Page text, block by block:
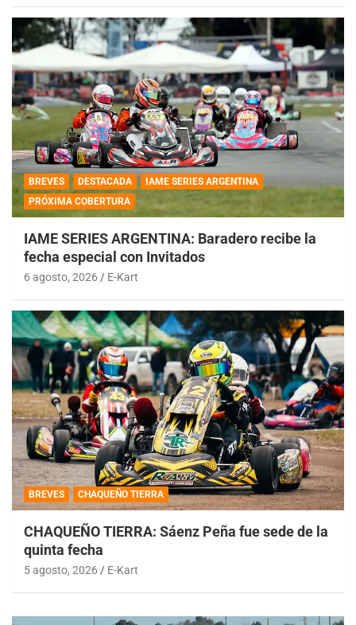
BREVES DESTACADA
IAME SERIES ARGENTINA
PRÓXIMA COBERTURA
IAME SERIES ARGENTINA: Baradero recibe la
fecha especial con Invitados
6 agosto, 2026 E-Kart
BREVES CHAQUEÑO TIERRA
CHAQUEÑO TIERRA: Sáenz Peña fue sede de la
quinta fecha
5 agosto, 2026 E-Kart